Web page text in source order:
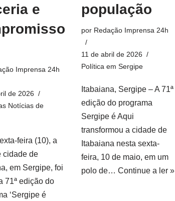
e
Imprensa 24h
de 2026
Notícias de
feira (10), a
cidade de
em Sergipe, foi
71ª edição do
‘Sergipe é
população
por Redação Imprensa 24h
11 de abril de 2026
Política em Sergipe
Itabaiana, Sergipe – A 71ª
edição do programa
Sergipe é Aqui
transformou a cidade de
Itabaiana nesta sexta-
feira, 10 de maio, em um
polo de… Continue a ler »